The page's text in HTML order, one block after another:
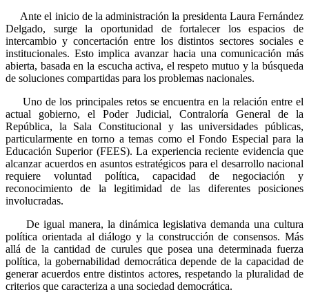
Ante el inicio de la administración la presidenta Laura Fernández
Delgado, surge la oportunidad de fortalecer los espacios de
intercambio y concertación entre los distintos sectores sociales e
institucionales. Esto implica avanzar hacia una comunicación más
abierta, basada en la escucha activa, el respeto mutuo y la búsqueda
de soluciones compartidas para los problemas nacionales.
Uno de los principales retos se encuentra en la relación entre el
actual gobierno, el Poder Judicial, Contraloría General de la
República, la Sala Constitucional y las universidades públicas,
particularmente en torno a temas como el Fondo Especial para la
Educación Superior (FEES). La experiencia reciente evidencia que
alcanzar acuerdos en asuntos estratégicos para el desarrollo nacional
requiere voluntad política, capacidad de negociación y
reconocimiento de la legitimidad de las diferentes posiciones
involucradas.
De igual manera, la dinámica legislativa demanda una cultura
política orientada al diálogo y la construcción de consensos. Más
allá de la cantidad de curules que posea una determinada fuerza
política, la gobernabilidad democrática depende de la capacidad de
generar acuerdos entre distintos actores, respetando la pluralidad de
criterios que caracteriza a una sociedad democrática.